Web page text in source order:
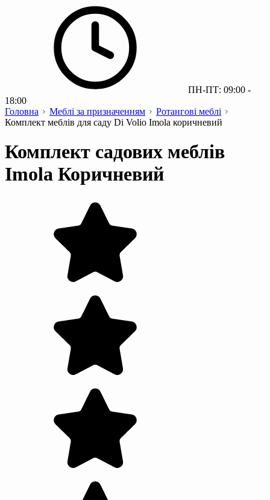
ПН-ПТ: 09:00 -
18:00
Головна
Меблі за призначенням
Ротангові меблі
Комплект меблів для саду Di Volio Imola коричневий
Комплект садових меблів
Imola Коричневий